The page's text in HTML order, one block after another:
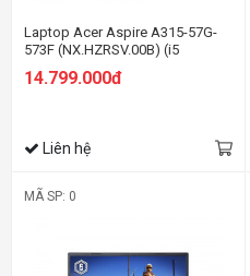
Laptop Acer Aspire A315-57G-
573F (NX.HZRSV.00B) (i5
SSD/MX330 2G/15.6 inch FHD/
14.799.000đ
Liên hệ
MÃ SP: 0